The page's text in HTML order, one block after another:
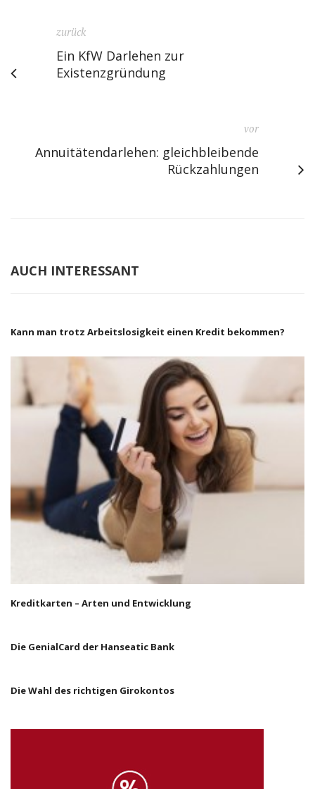
zurück
Ein KfW Darlehen zur
Existenzgründung
vor
Annuitätendarlehen: gleichbleibende
Rückzahlungen
AUCH INTERESSANT
Kann man trotz Arbeitslosigkeit einen Kredit bekommen?
Kreditkarten – Arten und Entwicklung
Die GenialCard der Hanseatic Bank
Die Wahl des richtigen Girokontos